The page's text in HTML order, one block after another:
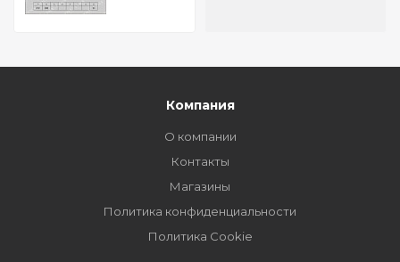
Компания
О компании
Контакты
Магазины
Политика конфиденциальности
Политика Cookie